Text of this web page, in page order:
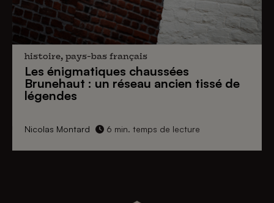
histoire, pays-bas français
Les énigmatiques chaussées
Brunehaut : un réseau ancien tissé de
légendes
Nicolas Montard 6 min. temps de lecture